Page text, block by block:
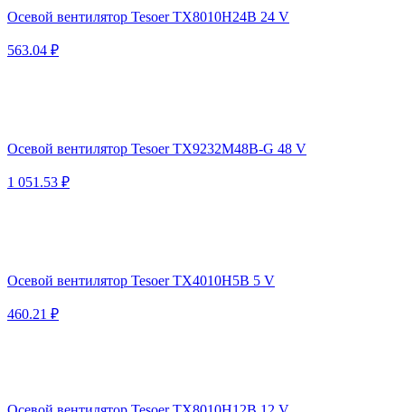
Осевой вентилятор Tesoer TX8010H24B 24 V
563.04 ₽
Осевой вентилятор Tesoer TX9232M48B-G 48 V
1 051.53 ₽
Осевой вентилятор Tesoer TX4010H5B 5 V
460.21 ₽